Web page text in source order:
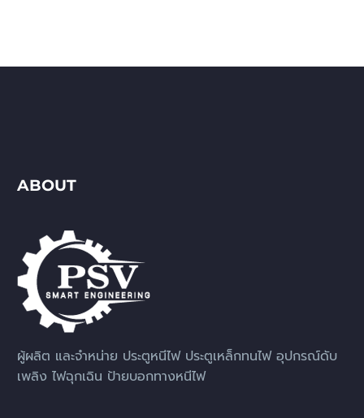
ABOUT
ผู้ผลิต และจำหน่าย ประตูหนีไฟ ประตูเหล็กทนไฟ อุปกรณ์ดับ
เพลิง ไฟฉุกเฉิน ป้ายบอกทางหนีไฟ